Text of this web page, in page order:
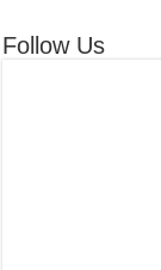
Follow Us